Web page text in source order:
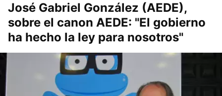
José Gabriel González (AEDE),
sobre el canon AEDE: "El gobierno
ha hecho la ley para nosotros"